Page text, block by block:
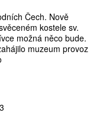
Čech. Nově
kostele sv.
možná něco bude.
muzeum provoz